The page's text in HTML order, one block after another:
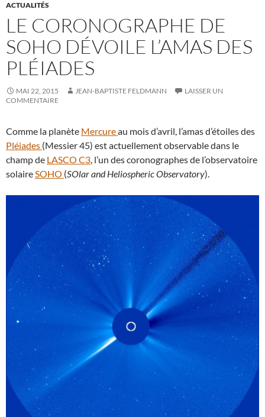
ACTUALITÉS
LE CORONOGRAPHE DE
SOHO DÉVOILE L’AMAS DES
PLÉIADES
MAI 22, 2015 JEAN-BAPTISTE FELDMANN
LAISSER UN
COMMENTAIRE
Comme la planète Mercureau mois d’avril, l’amas d’étoiles des
Pléiades (Messier 45) est actuellement observable dans le
champ de LASCO C3, l’un des coronographes de l’observatoire
solaireSOHO (SOlar and Heliospheric Observatory).